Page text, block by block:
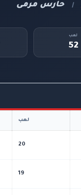
| حارس مرمى
لعب
52
لعب
20
19